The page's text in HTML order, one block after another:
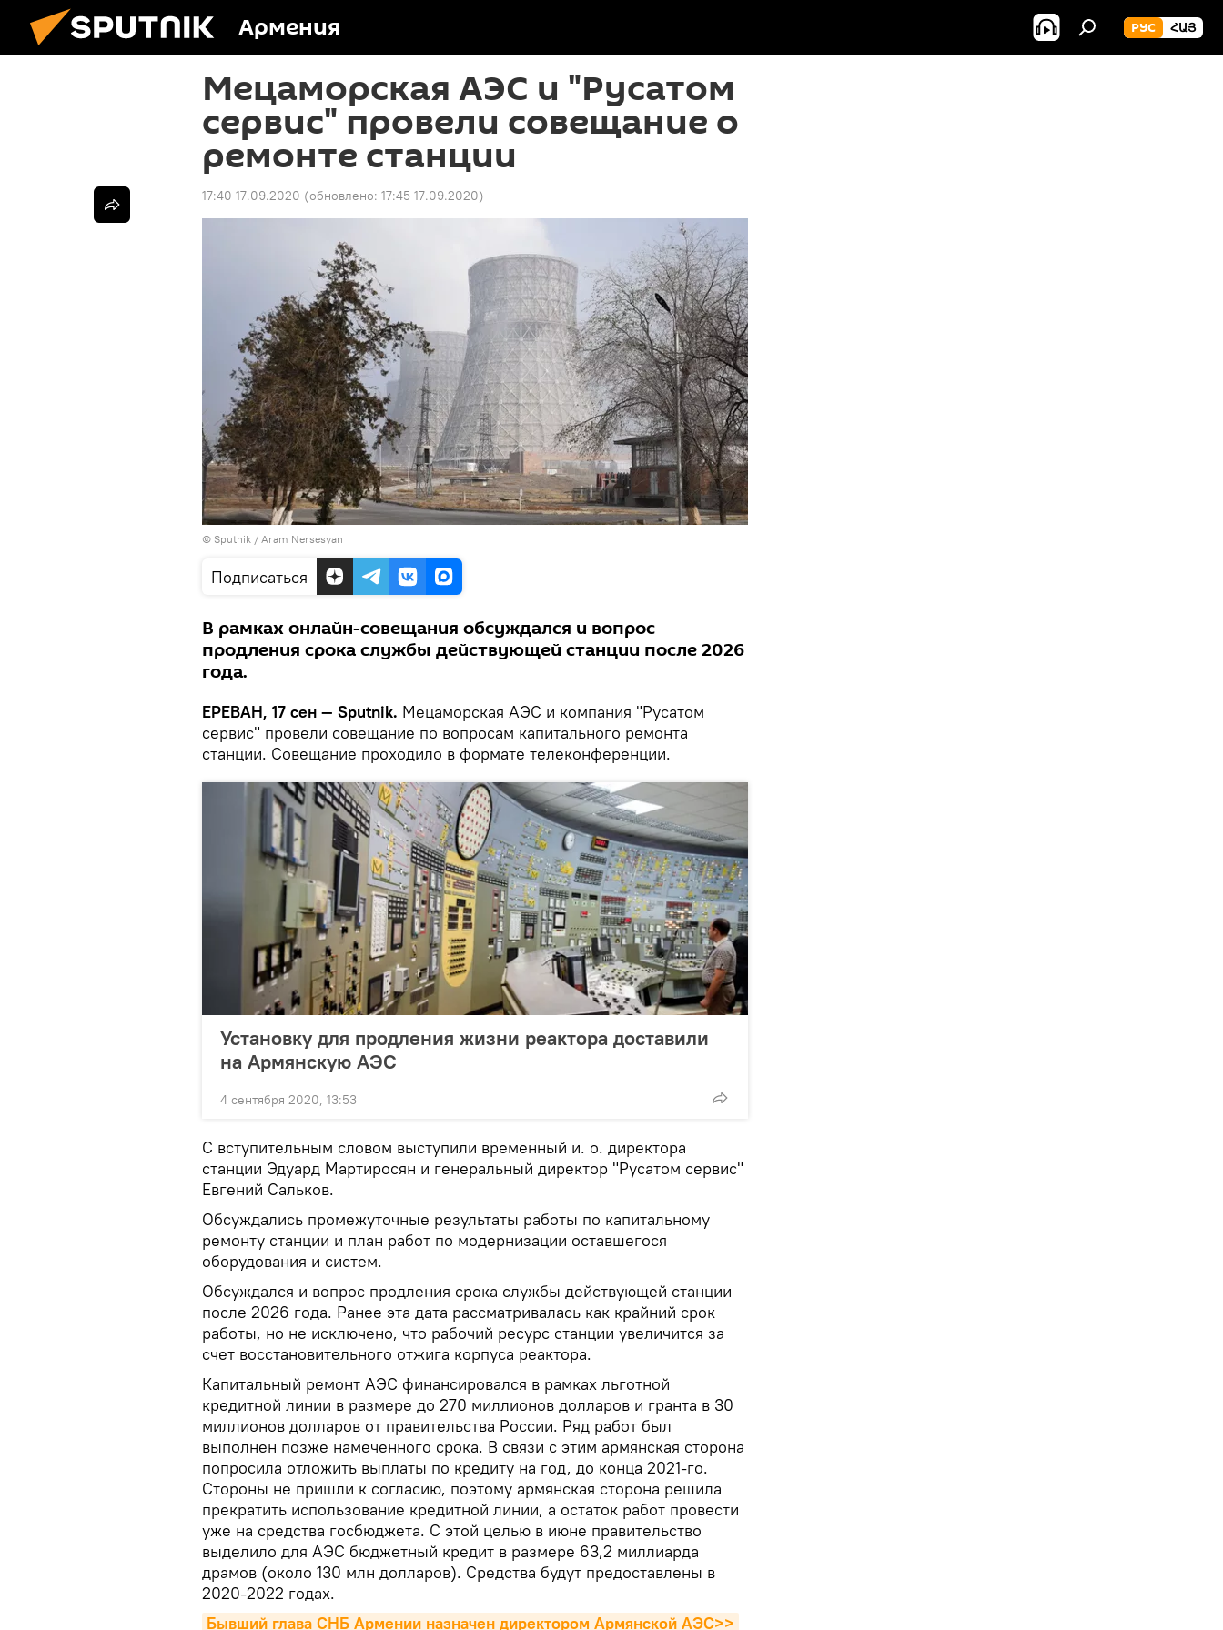
Армения РУС ՀԱՅ
Мецаморская АЭС и "Русатом
сервис" провели совещание о
ремонте станции
17:40 17.09.2020 (обновлено: 17:45 17.09.2020)
© Sputnik / Aram Nersesyan
Подписаться
В рамках онлайн-совещания обсуждался и вопрос
продления срока службы действующей станции после 2026
года.
ЕРЕВАН, 17 сен — Sputnik. Мецаморская АЭС и компания "Русатом
сервис" провели совещание по вопросам капитального ремонта
станции. Совещание проходило в формате телеконференции.
Установку для продления жизни реактора доставили
на Армянскую АЭС
4 сентября 2020, 13:53
С вступительным словом выступили временный и. о. директора
станции Эдуард Мартиросян и генеральный директор "Русатом сервис"
Евгений Сальков.
Обсуждались промежуточные результаты работы по капитальному
ремонту станции и план работ по модернизации оставшегося
оборудования и систем.
Обсуждался и вопрос продления срока службы действующей станции
после 2026 года. Ранее эта дата рассматривалась как крайний срок
работы, но не исключено, что рабочий ресурс станции увеличится за
счет восстановительного отжига корпуса реактора.
Капитальный ремонт АЭС финансировался в рамках льготной
кредитной линии в размере до 270 миллионов долларов и гранта в 30
миллионов долларов от правительства России. Ряд работ был
выполнен позже намеченного срока. В связи с этим армянская сторона
попросила отложить выплаты по кредиту на год, до конца 2021-го.
Стороны не пришли к согласию, поэтому армянская сторона решила
прекратить использование кредитной линии, а остаток работ провести
уже на средства госбюджета. С этой целью в июне правительство
выделило для АЭС бюджетный кредит в размере 63,2 миллиарда
драмов (около 130 млн долларов). Средства будут предоставлены в
2020-2022 годах.
Бывший глава СНБ Армении назначен директором Армянской АЭС>>